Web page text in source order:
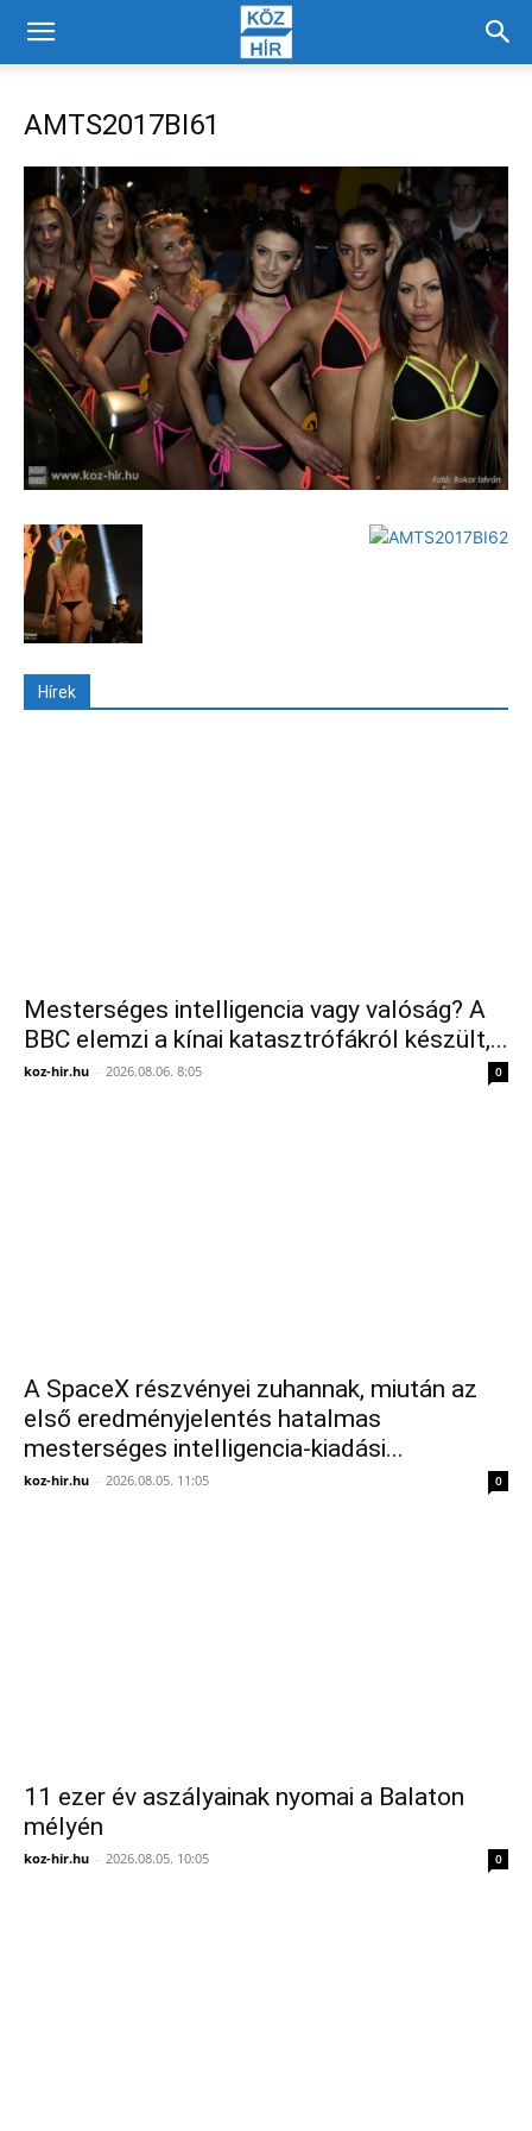
AMTS2017BI61
Hírek
Mesterséges intelligencia vagy valóság? A
BBC elemzi a kínai katasztrófákról készült,...
koz-hir.hu - 2026.08.06. 8:05 0
A SpaceX részvényei zuhannak, miután az
első eredményjelentés hatalmas
mesterséges intelligencia-kiadási...
koz-hir.hu - 2026.08.05. 11:05 0
11 ezer év aszályainak nyomai a Balaton
mélyén
koz-hir.hu - 2026.08.05. 10:05 0